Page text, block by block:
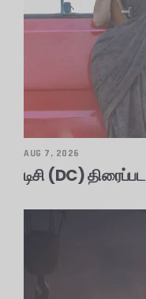
AUG 7, 2026
டிசி (DC)